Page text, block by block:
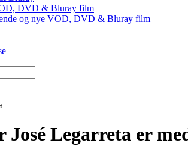
DVD & Bluray film
og nye VOD, DVD & Bluray film
José Legarreta er